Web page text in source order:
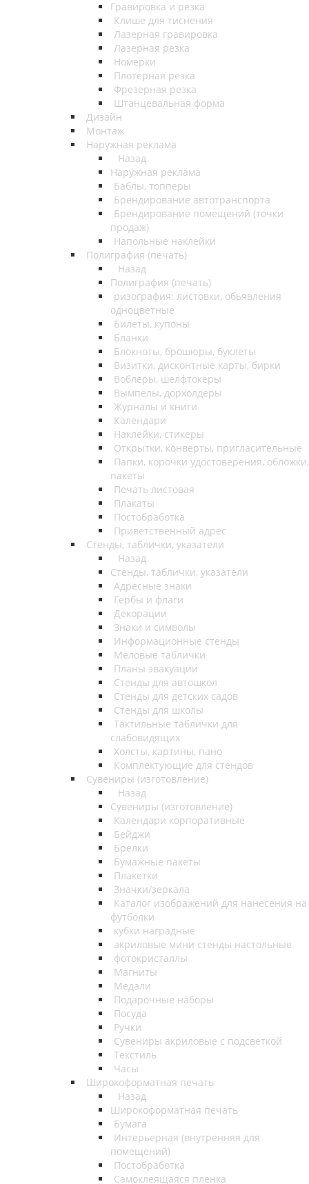
Гравировка и резка
Клише для тиснения
Лазерная гравировка
Лазерная резка
Номерки
Плотерная резка
Фрезерная резка
Штанцевальная форма
Дизайн
Монтаж
Наружная реклама
Назад
Наружная реклама
Баблы, топперы
Брендирование автотранспорта
Брендирование помещений (точки
продаж)
Напольные наклейки
Полиграфия (печать)
Назад
Полиграфия (печать)
ризография: листовки, обьявления
одноцветные
Билеты, купоны
Бланки
Блокноты, брошюры, буклеты
Визитки, дисконтные карты, бирки
Воблеры, шелфтокеры
Вымпелы, дорхолдеры
Журналы и книги
Календари
Наклейки, стикеры
Открытки, конверты, пригласительные
Папки, корочки удостоверения, обложки,
пакеты
Печать листовая
Плакаты
Постобработка
Приветственный адрес
Стенды, таблички, указатели
Назад
Стенды, таблички, указатели
Адресные знаки
Гербы и флаги
Декорации
Знаки и символы
Информационные стенды
Меловые таблички
Планы эвакуации
Стенды для автошкол
Стенды для детских садов
Стенды для школы
Тактильные таблички для
слабовидящих
Холсты, картины, пано
Комплектующие для стендов
Сувениры (изготовление)
Назад
Сувениры (изготовление)
Календари корпоративные
Бейджи
Брелки
Бумажные пакеты
Плакетки
Значки/зеркала
Каталог изображений для нанесения на
футболки
кубки наградные
акриловые мини стенды настольные
фотокристаллы
Магниты
Медали
Подарочные наборы
Посуда
Ручки
Сувениры акриловые с подсветкой
Текстиль
Часы
Широкоформатная печать
Назад
Широкоформатная печать
Бумага
Интерьерная (внутренняя для
помещений)
Постобработка
Самоклеящаяся пленка